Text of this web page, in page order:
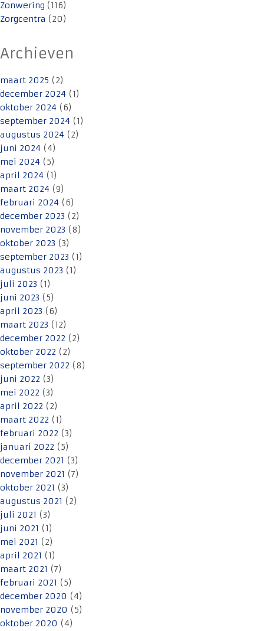
Zonwering (116)
Zorgcentra (20)
Archieven
maart 2025 (2)
december 2024 (1)
oktober 2024 (6)
september 2024 (1)
augustus 2024 (2)
juni 2024 (4)
mei 2024 (5)
april 2024 (1)
maart 2024 (9)
februari 2024 (6)
december 2023 (2)
november 2023 (8)
oktober 2023 (3)
september 2023 (1)
augustus 2023 (1)
juli 2023 (1)
juni 2023 (5)
april 2023 (6)
maart 2023 (12)
december 2022 (2)
oktober 2022 (2)
september 2022 (8)
juni 2022 (3)
mei 2022 (3)
april 2022 (2)
maart 2022 (1)
februari 2022 (3)
januari 2022 (5)
december 2021 (3)
november 2021 (7)
oktober 2021 (3)
augustus 2021 (2)
juli 2021 (3)
juni 2021 (1)
mei 2021 (2)
april 2021 (1)
maart 2021 (7)
februari 2021 (5)
december 2020 (4)
november 2020 (5)
oktober 2020 (4)